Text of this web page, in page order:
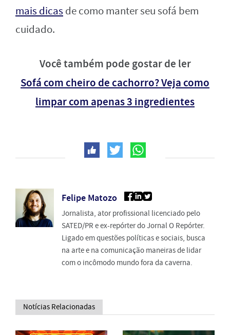
mais dicas de como manter seu sofá bem
cuidado.
Você também pode gostar de ler
Sofá com cheiro de cachorro? Veja como
limpar com apenas 3 ingredientes
Felipe Matozo
Jornalista, ator profissional licenciado pelo
SATED/PR e ex-repórter do Jornal O Repórter.
Ligado em questões políticas e sociais, busca
na arte e na comunicação maneiras de lidar
com o incômodo mundo fora da caverna.
Notícias Relacionadas